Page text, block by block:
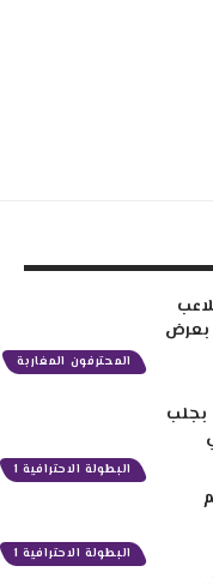
المحترفون المغاربة
البطولة الاحترافية 1
البطولة الاحترافية 1